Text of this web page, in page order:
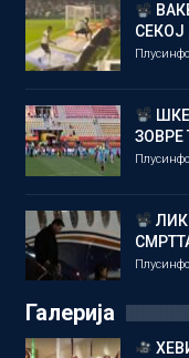
СЕКОЈ
Плусинфо
ЗОВРЕ
Плусинфо
Плусинфо
Галерија